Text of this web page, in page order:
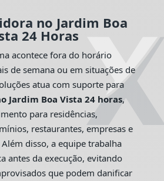
no Jardim Boa
24 Horas
acontece fora do horário
de semana ou em situações de
atua com suporte para
Jardim Boa Vista 24 horas,
para residências,
restaurantes, empresas e
disso, a equipe trabalha
antes da execução, evitando
que podem danificar